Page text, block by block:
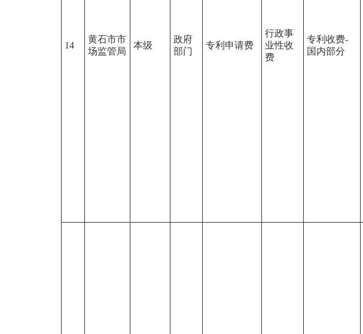
14
黄石市市
场监管局
本级
政府
部门
专利申请费
行政事
业性收
费
专利收费-
国内部分